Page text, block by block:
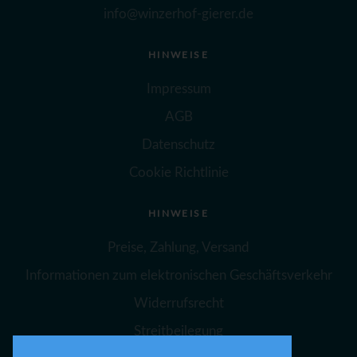
info@winzerhof-gierer.de
HINWEISE
Impressum
AGB
Datenschutz
Cookie Richtlinie
HINWEISE
Preise, Zahlung, Versand
Informationen zum elektronischen Geschäftsverkehr
Widerrufsrecht
Streitbeilegung